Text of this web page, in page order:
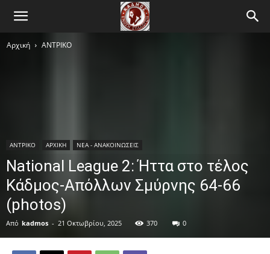
Αρχική ΑΝTΡΙΚΟ
ΑΝTΡΙΚΟ ΑΡΧΙΚΗ ΝΕΑ - ΑΝΑΚΟΙΝΩΣΕΙΣ
National League 2: Ήττα στο τέλος
Κάδμος-Απόλλων Σμύρνης 64-66
(photos)
Από kadmos - 21 Οκτωβρίου, 2025 370 0